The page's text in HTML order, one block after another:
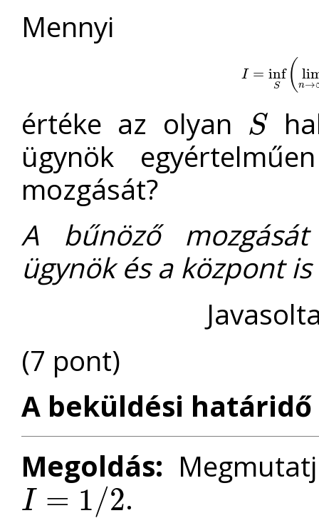
Mennyi
I = inf
S (n→
I= infS(lim n
értéke az olyan S
S
ügynök
mozgását?
A bűnöző
ügynök és a központ
(7 pont)
A beküldési határidő
Megoldás:
I = 1/2
I= 2
.